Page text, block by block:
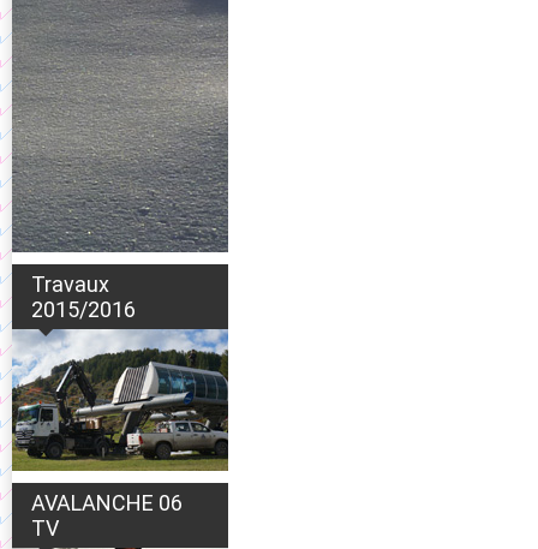
Travaux
2015/2016
AVALANCHE 06
TV